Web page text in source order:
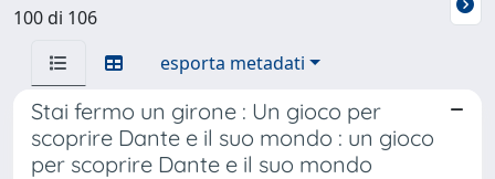
100 di 106
esporta metadati
Stai fermo un girone : Un gioco per
scoprire Dante e il suo mondo : un gioco
per scoprire Dante e il suo mondo